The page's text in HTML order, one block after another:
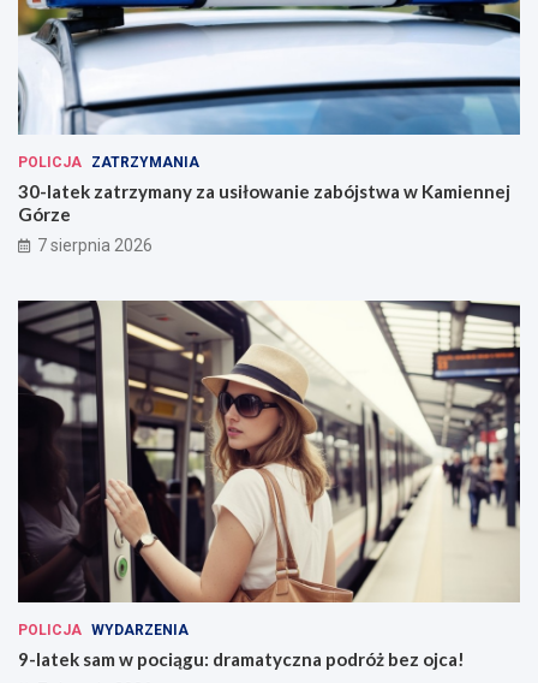
POLICJA ZATRZYMANIA
30-latek zatrzymany za usiłowanie zabójstwa w Kamiennej
Górze
7 sierpnia 2026
POLICJA WYDARZENIA
9-latek sam w pociągu: dramatyczna podróż bez ojca!